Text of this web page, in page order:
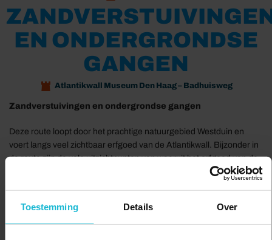
Toestemming Details Over
EN ONDERGRONDSE
GANGEN
Atlantikwall Museum Den Haag – Badhuisweg
Zandverstuivingen en ondergrondse gangen
Deze route loopt door het prachtige natuurgebied Westduin en
voert langs veel zichtbaar erfgoed van de Atlantikwall. Bijzonder in
de route zijn de vele uitzichtpunten van waaruit het erfgoed van de
Atlantikwall nog beter te zien is. In de meeste gevallen sta je zelfs
zeer de moeite waard is. Deze route biedt een goede inkijk in de
manier waarop het duingebied werd verdedigd.